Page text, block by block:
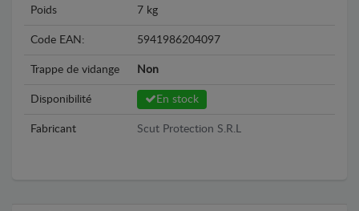
Poids 7 kg
Code EAN: 5941986204097
Trappe de vidange Non
Disponibilité En stock
Fabricant Scut Protection S.R.L